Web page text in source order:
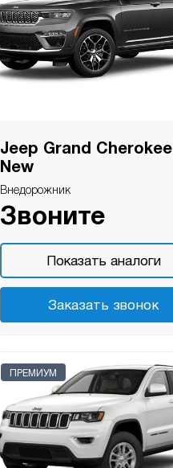
Jeep Grand Cherokee
New
Внедорожник
Звоните
Показать аналоги
Заказать звонок
ПРЕМИУМ